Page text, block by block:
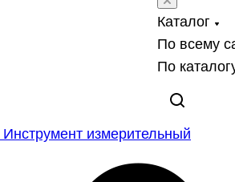
Каталог
По всему
По
Инструмент измерительный